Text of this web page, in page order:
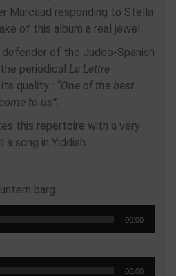
Marcaud responding to Stella
of this album a real jewel.
defender of the Judeo-Spanish
periodical La Lettre
quality : “One of the best
to us”
this repertoire with a very
song in Yiddish.
barg
00:00
00:00